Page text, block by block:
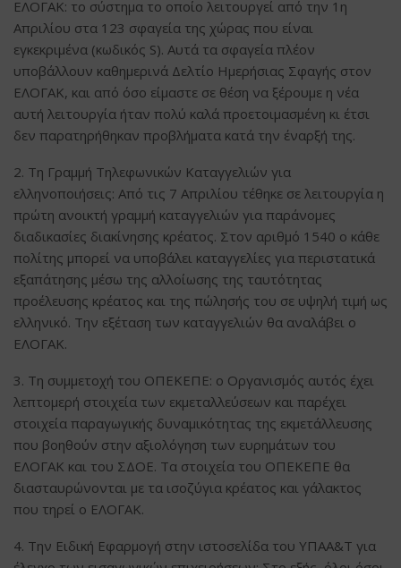
ΕΛΟΓΑΚ: το σύστημα το οποίο λειτουργεί από την 1η
Απριλίου στα 123 σφαγεία της χώρας που είναι
εγκεκριμένα (κωδικός S). Αυτά τα σφαγεία πλέον
υποβάλλουν καθημερινά Δελτίο Ημερήσιας Σφαγής στον
ΕΛΟΓΑΚ, και από όσο είμαστε σε θέση να ξέρουμε η νέα
αυτή λειτουργία ήταν πολύ καλά προετοιμασμένη κι έτσι
δεν παρατηρήθηκαν προβλήματα κατά την έναρξή της.
2. Τη Γραμμή Τηλεφωνικών Καταγγελιών για
ελληνοποιήσεις: Από τις 7 Απριλίου τέθηκε σε λειτουργία η
πρώτη ανοικτή γραμμή καταγγελιών για παράνομες
διαδικασίες διακίνησης κρέατος. Στον αριθμό 1540 ο κάθε
πολίτης μπορεί να υποβάλει καταγγελίες για περιστατικά
εξαπάτησης μέσω της αλλοίωσης της ταυτότητας
προέλευσης κρέατος και της πώλησής του σε υψηλή τιμή ως
ελληνικό. Την εξέταση των καταγγελιών θα αναλάβει ο
ΕΛΟΓΑΚ.
3. Τη συμμετοχή του ΟΠΕΚΕΠΕ: ο Οργανισμός αυτός έχει
λεπτομερή στοιχεία των εκμεταλλεύσεων και παρέχει
στοιχεία παραγωγικής δυναμικότητας της εκμετάλλευσης
που βοηθούν στην αξιολόγηση των ευρημάτων του
ΕΛΟΓΑΚ και του ΣΔΟΕ. Τα στοιχεία του ΟΠΕΚΕΠΕ θα
διασταυρώνονται με τα ισοζύγια κρέατος και γάλακτος
που τηρεί ο ΕΛΟΓΑΚ.
4. Την Ειδική Εφαρμογή στην ιστοσελίδα του ΥΠΑΑ&Τ για